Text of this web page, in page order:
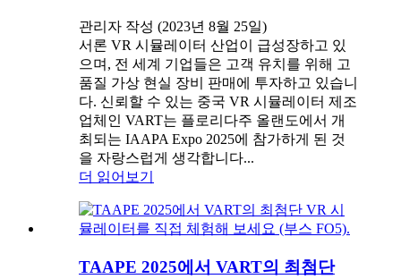
관리자 작성 (2023년 8월 25일)
서론 VR 시뮬레이터 산업이 급성장하고 있
으며, 전 세계 기업들은 고객 유치를 위해 고
품질 가상 현실 장비 판매에 투자하고 있습니
다. 신뢰할 수 있는 중국 VR 시뮬레이터 제조
업체인 VART는 플로리다주 올랜도에서 개
최되는 IAAPA Expo 2025에 참가하게 된 것
을 자랑스럽게 생각합니다...
더 읽어보기
TAAPE 2025에서 VART의 최첨단